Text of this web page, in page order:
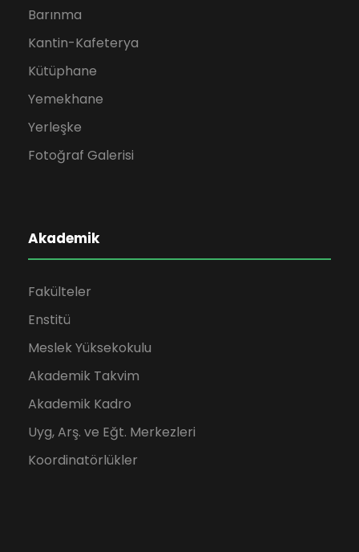
Barınma
Kantin-Kafeterya
Kütüphane
Yemekhane
Yerleşke
Fotoğraf Galerisi
Akademik
Fakülteler
Enstitü
Meslek Yüksekokulu
Akademik Takvim
Akademik Kadro
Uyg, Arş. ve Eğt. Merkezleri
Koordinatörlükler